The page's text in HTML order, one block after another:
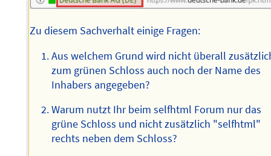
Zu diesem Sachverhalt einige Fragen:
Aus welchem Grund wird nicht überall
zum grünen Schloss auch noch der Name des
Inhabers angegeben?
Warum nutzt Ihr beim selfhtml Forum nur das
grüne Schloss und nicht zusätzlich "selfhtml"
rechts neben dem Schloss?